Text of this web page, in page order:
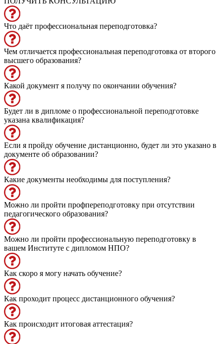
Что даёт профессиональная переподготовка?
Чем отличается профессиональная переподготовка от второго
высшего образования?
Какой документ я получу по окончании обучения?
Будет ли в дипломе о профессиональной переподготовке
указана квалификация?
Если я пройду обучение дистанционно, будет ли это указано в
документе об образовании?
Какие документы необходимы для поступления?
Можно ли пройти профпереподготовку при отсутствии
педагогического образования?
Можно ли пройти профессиональную переподготовку в
вашем Институте с дипломом НПО?
Как скоро я могу начать обучение?
Как проходит процесс дистанционного обучения?
Как происходит итоговая аттестация?